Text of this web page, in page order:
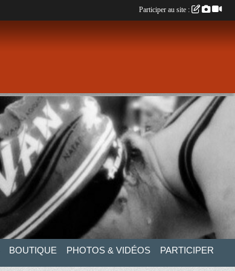
BOUTIQUE PHOTOS & VIDÉOS PARTICIPER
Participer au site :